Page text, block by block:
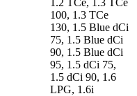
100, 1.3 TCe
130, 1.5 Blue dCi
75, 1.5 Blue dCi
90, 1.5 Blue dCi
95, 1.5 dCi 75,
1.5 dCi 90, 1.6
LPG, 1.6i